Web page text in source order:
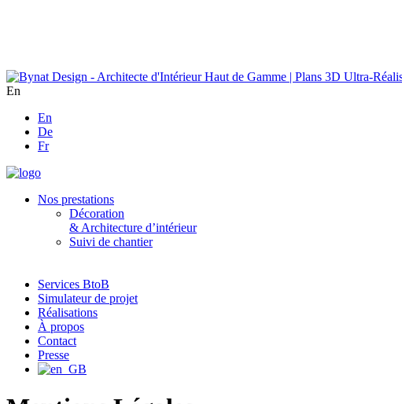
En
En
De
Fr
Nos prestations
Décoration
& Architecture d’intérieur
Suivi de chantier
Services BtoB
Simulateur de projet
Réalisations
À propos
Contact
Presse